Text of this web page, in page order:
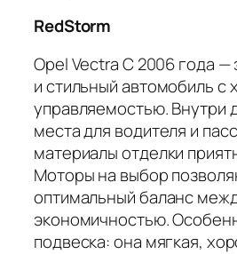
RedStorm
Opel Vectra C 2006 года
и стильный автомобиль с
управляемостью. Внутри
места для водителя и
материалы отделки
Моторы на выбор
оптимальный баланс
экономичностью.
подвеска: она мягкая,